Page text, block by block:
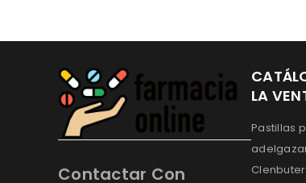
Contactar Con
LA
Pastillas